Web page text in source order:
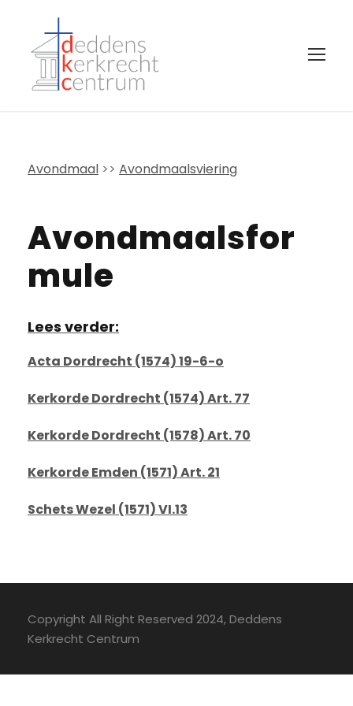
Avondmaal >> Avondmaalsviering
Avondmaalsfor
Mule
Lees verder:
Acta Dordrecht (1574) 19-6-o
Kerkorde Dordrecht (1574) Art. 77
Kerkorde Dordrecht (1578) Art. 70
Kerkorde Emden (1571) Art. 21
Schets Wezel (1571) VI.13
Copyright All Right Reserved 2024, Deddens
Kerkrecht Centrum